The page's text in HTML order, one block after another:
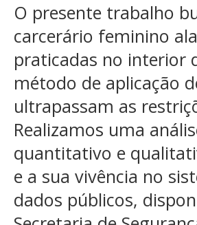
O presente trabalho
carcerário feminino
praticadas no interior
método de aplicação
ultrapassam as
Realizamos uma
quantitativo e
e a sua vivência no
dados públicos,